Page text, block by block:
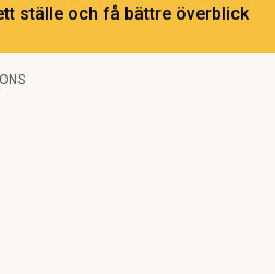
ställe och få bättre överblick